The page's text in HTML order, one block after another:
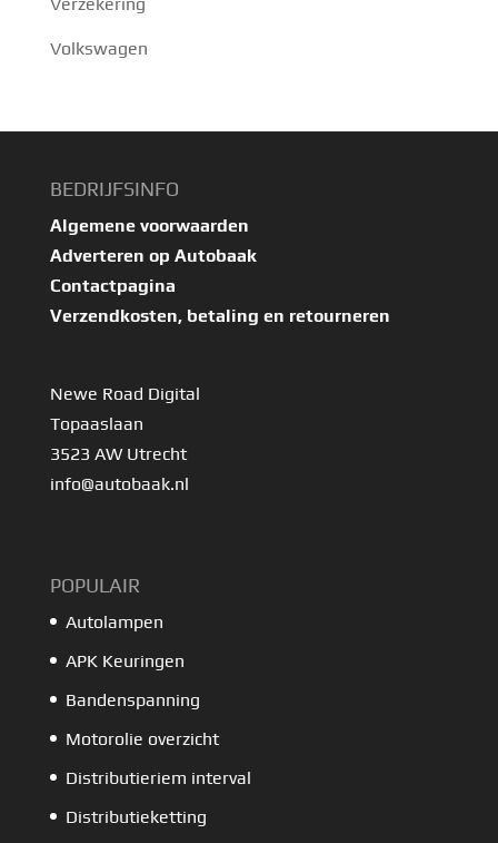
Verzekering
Volkswagen
BEDRIJFSINFO
Algemene voorwaarden
Adverteren op Autobaak
Contactpagina
Verzendkosten, betaling en retourneren
Newe Road Digital
Topaaslaan
3523 AW Utrecht
info@autobaak.nl
POPULAIR
Autolampen
APK Keuringen
Bandenspanning
Motorolie overzicht
Distributieriem interval
Distributieketting